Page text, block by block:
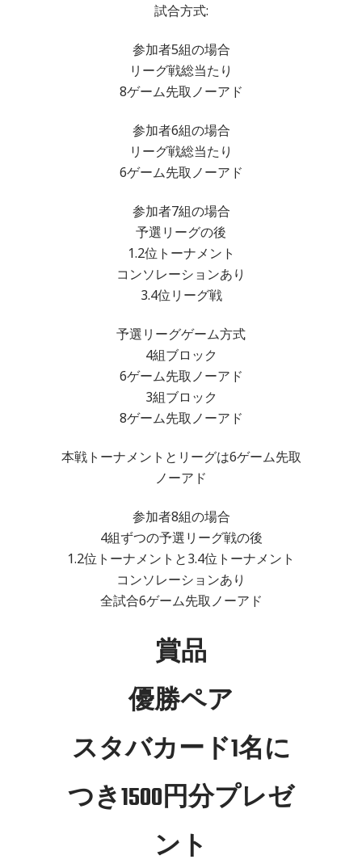
試合方式:
参加者5組の場合
リーグ戦総当たり
8ゲーム先取ノーアド
参加者6組の場合
リーグ戦総当たり
6ゲーム先取ノーアド
参加者7組の場合
予選リーグの後
1.2位トーナメント
コンソレーションあり
3.4位リーグ戦
予選リーグゲーム方式
4組ブロック
6ゲーム先取ノーアド
3組ブロック
8ゲーム先取ノーアド
本戦トーナメントとリーグは6ゲーム先取
ノーアド
参加者8組の場合
4組ずつの予選リーグ戦の後
1.2位トーナメントと3.4位トーナメント
コンソレーションあり
全試合6ゲーム先取ノーアド
賞品
優勝ペア
スタバカード1名に
つき1500円分プレゼ
ント